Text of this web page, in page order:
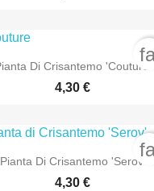
Di Crisantemo 'Couture'
4,30 €
Pianta Di Crisantemo 'Serov'
4,30 €